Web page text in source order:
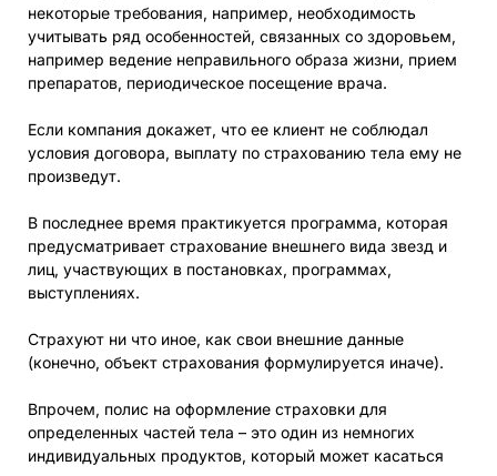
некоторые требования, например, необходимость
учитывать ряд особенностей, связанных со здоровьем,
например ведение неправильного образа жизни, прием
препаратов, периодическое посещение врача.
Если компания докажет, что ее клиент не соблюдал
условия договора, выплату по страхованию тела ему не
произведут.
В последнее время практикуется программа, которая
предусматривает страхование внешнего вида звезд и
лиц, участвующих в постановках, программах,
выступлениях.
Страхуют ни что иное, как свои внешние данные
(конечно, объект страхования формулируется иначе).
Впрочем, полис на оформление страховки для
определенных частей тела – это один из немногих
индивидуальных продуктов, который может касаться